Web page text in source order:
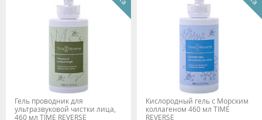
Гель проводник для
ультразвуковой чистки лица,
460 мл TIME REVERSE
Кислородный гель с Морским
коллагеном 460 мл TIME
REVERSE